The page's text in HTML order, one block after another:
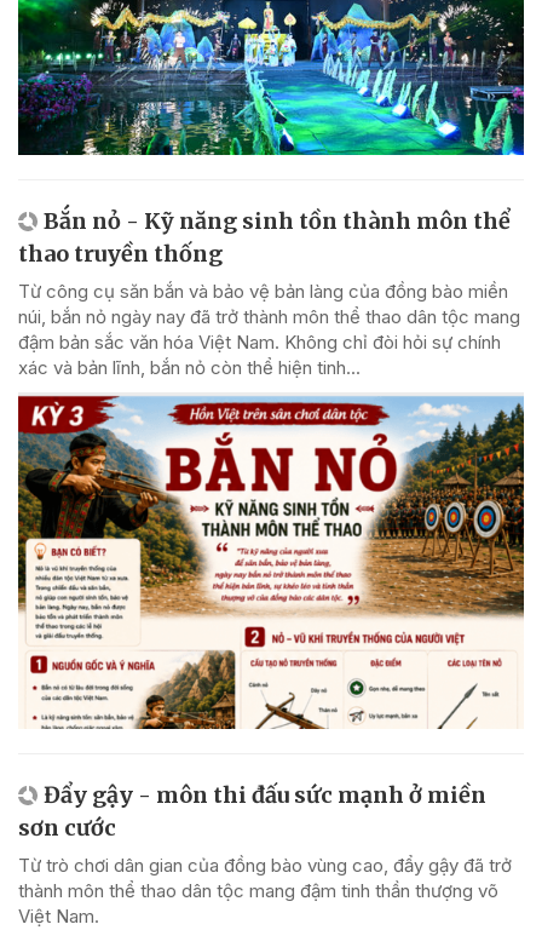
Bắn nỏ - Kỹ năng sinh tồn thành môn thể
thao truyền thống
Từ công cụ săn bắn và bảo vệ bản làng của đồng bào miền
núi, bắn nỏ ngày nay đã trở thành môn thể thao dân tộc mang
đậm bản sắc văn hóa Việt Nam. Không chỉ đòi hỏi sự chính
xác và bản lĩnh, bắn nỏ còn thể hiện tinh...
Đẩy gậy - môn thi đấu sức mạnh ở miền
sơn cước
Từ trò chơi dân gian của đồng bào vùng cao, đẩy gậy đã trở
thành môn thể thao dân tộc mang đậm tinh thần thượng võ
Việt Nam.